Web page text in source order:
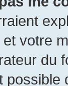
votre
du